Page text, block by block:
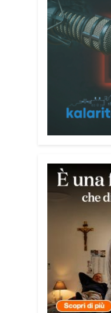
nel
Mediateca del
l’incontro con
Giuseppe
dei giovani
inserito nel
Pace e del
promuove il
Tra le
giovane
Giovani del
campo è
volontariato: è
costruire
linguaggio
persone
Condividi: